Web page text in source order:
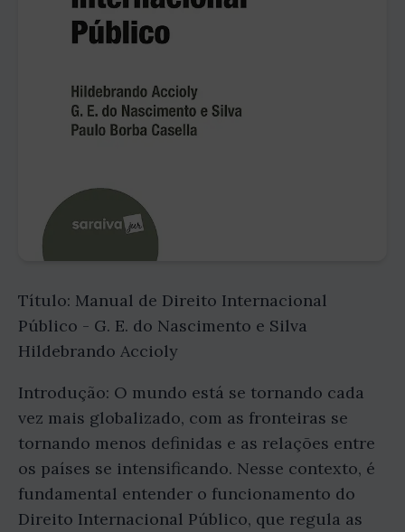
Título: Manual de Direito Internacional
Público - G. E. do Nascimento e Silva
Hildebrando Accioly
Introdução: O mundo está se tornando cada
vez mais globalizado, com as fronteiras se
tornando menos definidas e as relações entre
os países se intensificando. Nesse contexto, é
fundamental entender o funcionamento do
Direito Internacional Público, que regula as